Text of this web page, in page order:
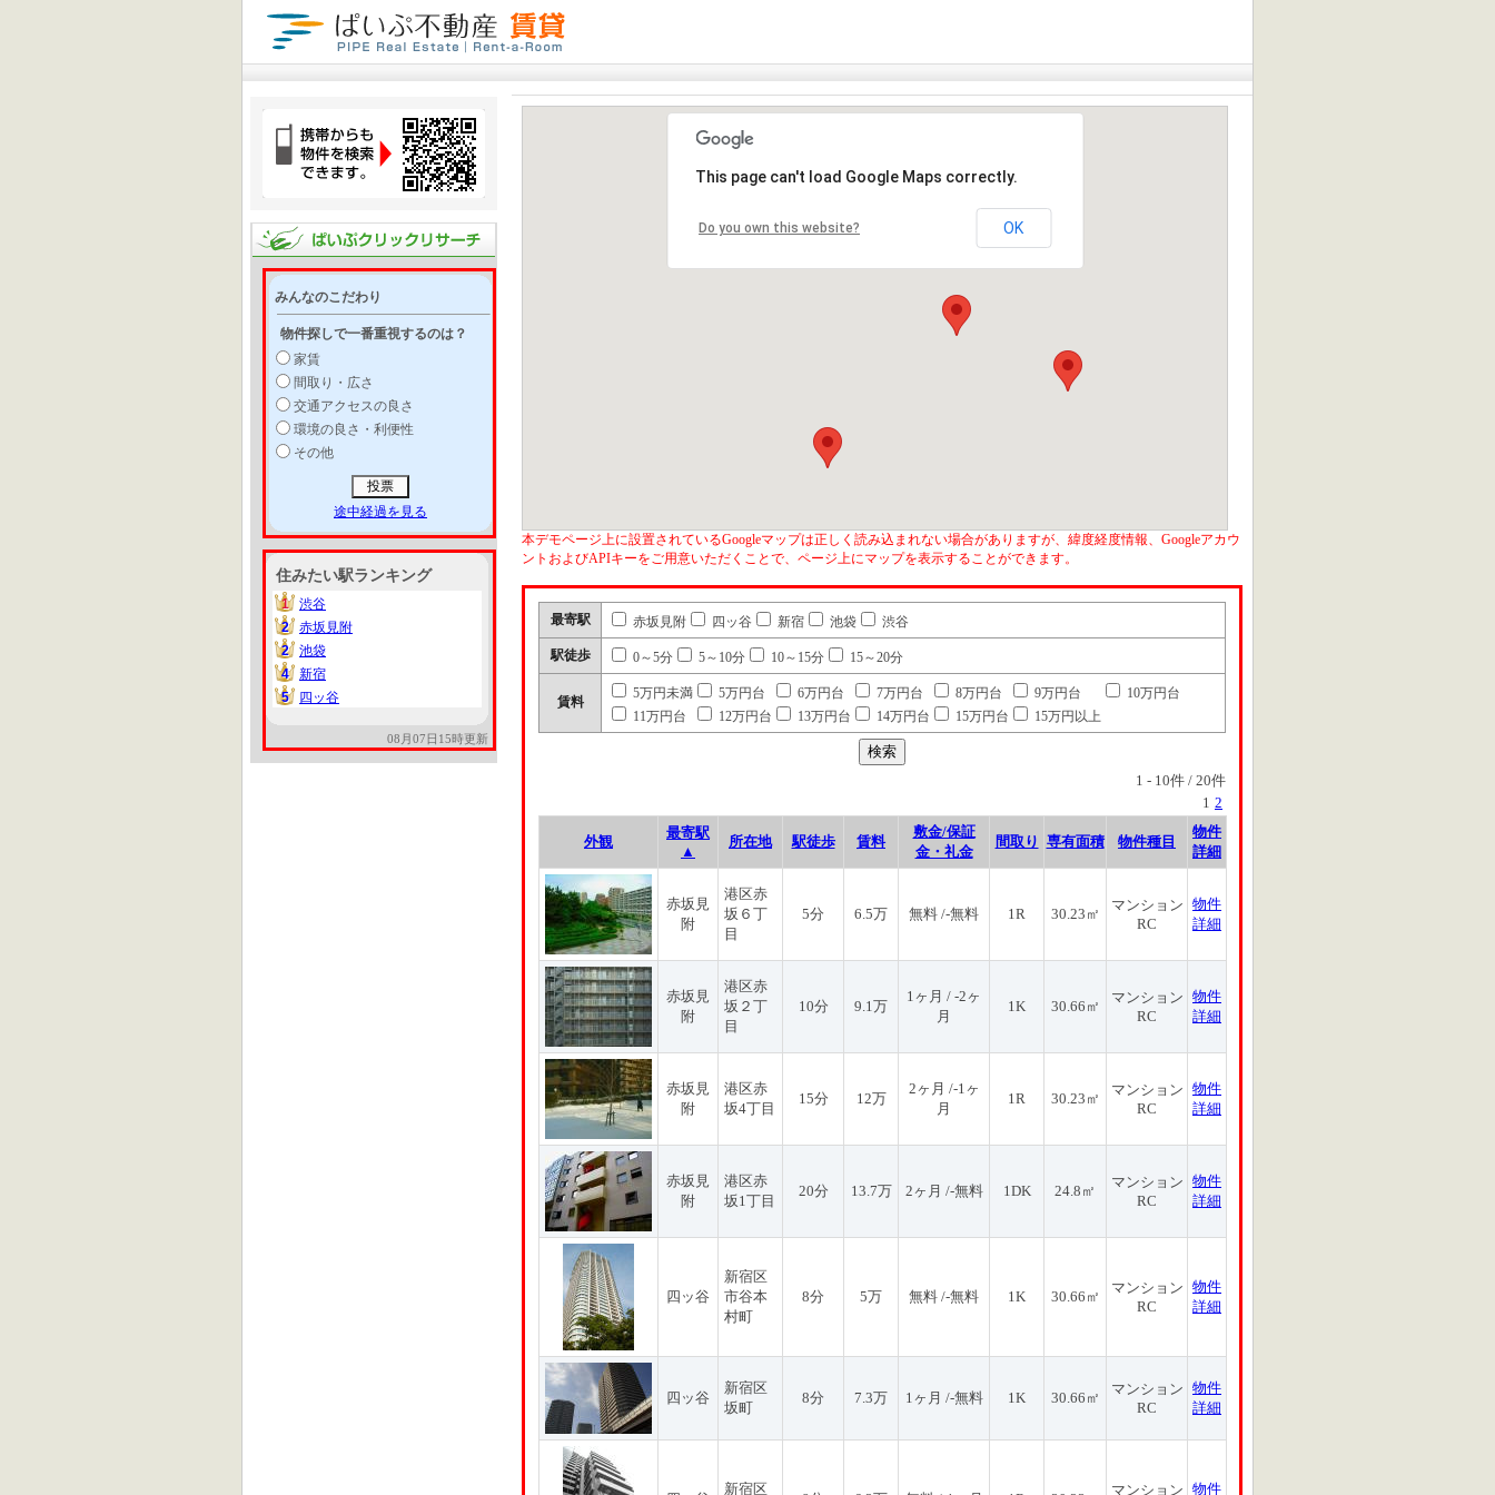
みんなのこだわり
物件探しで一番重視するのは？
家賃
間取り・広さ
交通アクセスの良さ
環境の良さ・利便性
その他
途中経過を見る
住みたい駅ランキング
1
1
渋谷
2
2
赤坂見附
2
2
池袋
4
4
新宿
5
5 四ッ谷
08月07日15時更新
This page can't load Google Maps correctly.
Do you own this website? OK
本デモページ上に設置されているGoogleマップは正しく読み込まれない場合がありますが、緯度経度情報、Googleアカウ
ントおよびAPIキーをご用意いただくことで、ページ上にマップを表示することができます。
最寄駅 赤坂見附 四ッ谷 新宿 池袋 渋谷
駅徒歩 0～5分 5～10分 10～15分 15～20分
賃料
5万円未満 5万円台 6万円台 7万円台 8万円台 9万円台
10万円台
11万円台
12万円台 13万円台 14万円台 15万円台 15万円以上
1 - 10件 / 20件
1 2
外観
最寄駅
▲
所在地 駅徒歩 賃料
敷金/保証
金・礼金
間取り 専有面積 物件種目
物件
詳細
赤坂見
附
港区赤
坂６丁
目
5分 6.5万 無料 /-無料 1R 30.23㎡
マンション
RC
物件
詳細
赤坂見
附
港区赤
坂２丁
目
10分 9.1万
1ヶ月 / -2ヶ
月
1K 30.66㎡
マンション
RC
物件
詳細
赤坂見
附
港区赤
坂4丁目
15分 12万
2ヶ月 /-1ヶ
月
1R 30.23㎡
マンション
RC
物件
詳細
赤坂見
附
港区赤
坂1丁目
20分 13.7万 2ヶ月 /-無料 1DK 24.8㎡
マンション
RC
物件
詳細
四ッ谷
新宿区
市谷本
村町
8分 5万 無料 /-無料 1K 30.66㎡
マンション
RC
物件
詳細
四ッ谷
新宿区
坂町
8分 7.3万 1ヶ月 /-無料 1K 30.66㎡
マンション
RC
物件
詳細
新宿区 マンション 物件